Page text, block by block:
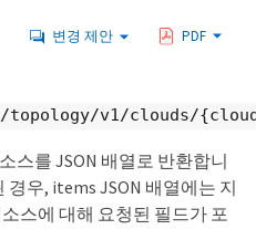
변경 제안 PDF
topology/v1/clouds/
스를 JSON 배열로 반환합니
우, items JSON 배열에는 지
스에 대해 요청된 필드가 포